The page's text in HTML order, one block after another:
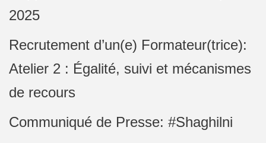
2025
Recrutement d’un(e) Formateur(trice):
Atelier 2 : Égalité, suivi et mécanismes
de recours
Communiqué de Presse: #Shaghilni